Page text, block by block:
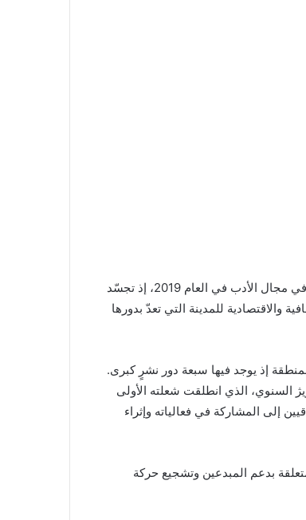
انضمت مدينة السليمانية في العراق إلى شبكة اليونسكو للمدن المبدعة في مجال الأدب في العام 2019، إذ تجسّد
والاقتصادية للمدينة التي تعدّ بدورها
إذ يوجد فيها سبعة دور نشرٍ كبرى.
السنوي، الذي انطلقت شعلته الأولى
إلى المشاركة في فعالياته وإثراء
بدعم المبدعين وتشجيع حركة